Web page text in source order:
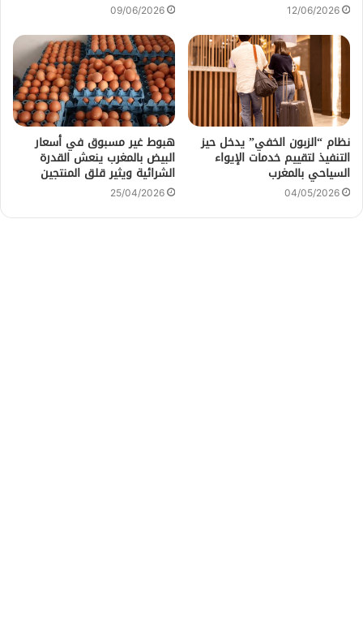
12/06/2026
09/06/2026
نظام “الزبون الخفي” يدخل حيز
التنفيذ لتقييم خدمات الإيواء
السياحي بالمغرب
04/05/2026
هبوط غير مسبوق في أسعار
البيض بالمغرب ينعش القدرة
الشرائية ويثير قلق المنتجين
25/04/2026